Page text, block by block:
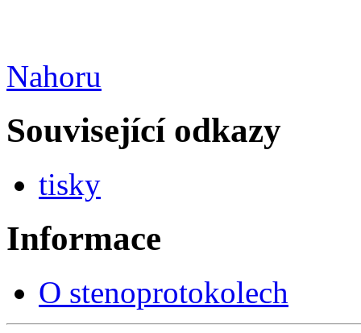
Nahoru
Související odkazy
tisky
Informace
O stenoprotokolech